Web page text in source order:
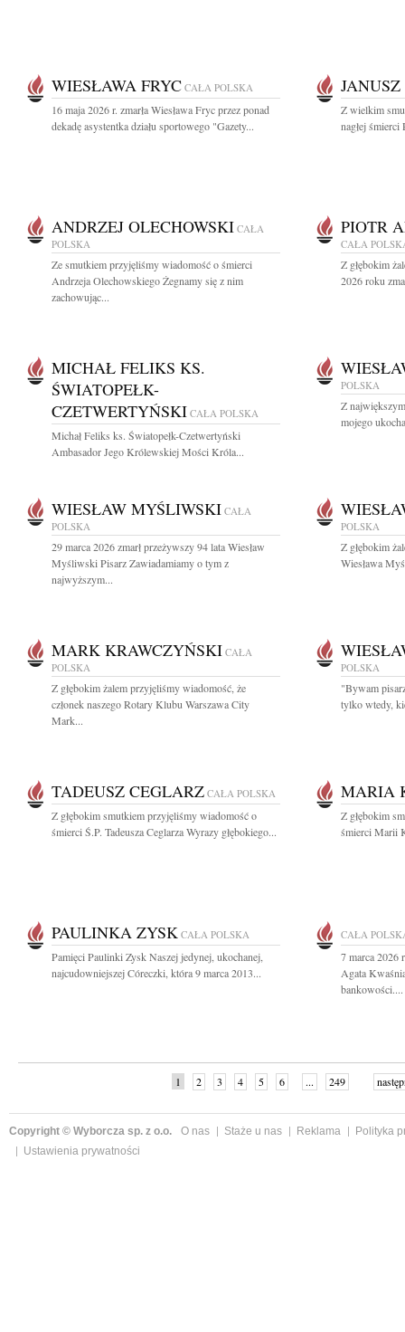
WIESŁAWA FRYC CAŁA POLSKA
16 maja 2026 r. zmarła Wiesława Fryc przez ponad
dekadę asystentka działu sportowego "Gazety...
Z wielkim
nagłej
ANDRZEJ OLECHOWSKI CAŁA
POLSKA
Ze smutkiem przyjęliśmy wiadomość o śmierci
Andrzeja Olechowskiego Żegnamy się z nim
zachowując...
PIOTR
CAŁA
Z głębokim
2026 roku
MICHAŁ FELIKS KS.
ŚWIATOPEŁK-
CZETWERTYŃSKI CAŁA POLSKA
Michał Feliks ks. Światopełk-Czetwertyński
Ambasador Jego Królewskiej Mości Króla...
POLSKA
Z
mojego
WIESŁAW MYŚLIWSKI CAŁA
POLSKA
29 marca 2026 zmarł przeżywszy 94 lata Wiesław
Myśliwski Pisarz Zawiadamiamy o tym z
najwyższym...
POLSKA
Z głębokim
Wiesława
MARK KRAWCZYŃSKI CAŁA
POLSKA
Z głębokim żalem przyjęliśmy wiadomość, że
członek naszego Rotary Klubu Warszawa City
Mark...
POLSKA
"Bywam
tylko wtedy,
TADEUSZ CEGLARZ CAŁA POLSKA
Z głębokim smutkiem przyjęliśmy wiadomość o
śmierci Ś.P. Tadeusza Ceglarza Wyrazy głębokiego...
MARIA
Z głębokim
śmierci Marii
PAULINKA ZYSK CAŁA POLSKA
Pamięci Paulinki Zysk Naszej jedynej, ukochanej,
najcudowniejszej Córeczki, która 9 marca 2013...
CAŁA
7 marca 2026
Agata
bankowości....
1 2 3 4 5 6 ... 249
Copyright © Wyborcza sp. z o.o. O nas Staże u nas Reklama
Polityka
Ustawienia prywatności